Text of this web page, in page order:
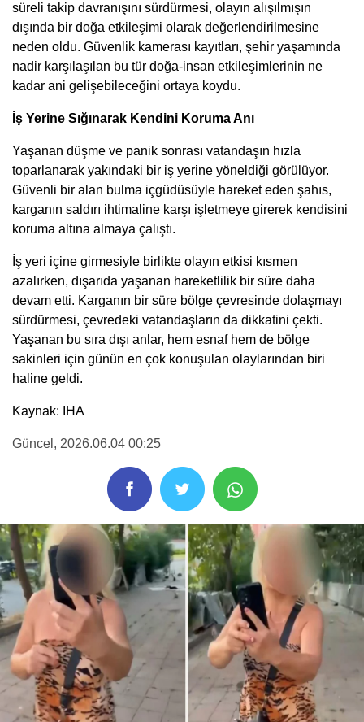
süreli takip davranışını sürdürmesi, olayın alışılmışın
dışında bir doğa etkileşimi olarak değerlendirilmesine
neden oldu. Güvenlik kamerası kayıtları, şehir yaşamında
nadir karşılaşılan bu tür doğa-insan etkileşimlerinin ne
kadar ani gelişebileceğini ortaya koydu.
İş Yerine Sığınarak Kendini Koruma Anı
Yaşanan düşme ve panik sonrası vatandaşın hızla
toparlanarak yakındaki bir iş yerine yöneldiği görülüyor.
Güvenli bir alan bulma içgüdüsüyle hareket eden şahıs,
karganın saldırı ihtimaline karşı işletmeye girerek kendisini
koruma altına almaya çalıştı.
İş yeri içine girmesiyle birlikte olayın etkisi kısmen
azalırken, dışarıda yaşanan hareketlilik bir süre daha
devam etti. Karganın bir süre bölge çevresinde dolaşmayı
sürdürmesi, çevredeki vatandaşların da dikkatini çekti.
Yaşanan bu sıra dışı anlar, hem esnaf hem de bölge
sakinleri için günün en çok konuşulan olaylarından biri
haline geldi.
Kaynak: IHA
Güncel , 2026.06.04 00:25